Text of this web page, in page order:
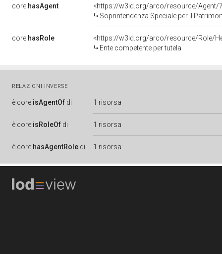
core:hasAgent
<https://w3id.org/arco/resource/Agent/
Soprintendenza Speciale per il Patrimonio Storico
core:hasRole
<https://w3id.org/arco/resource/Role/
Ente competente per tutela
RELAZIONI INVERSE
è core:isAgentOf di 1 risorsa
è core:isRoleOf di 1 risorsa
è core:hasAgentRole di 1 risorsa